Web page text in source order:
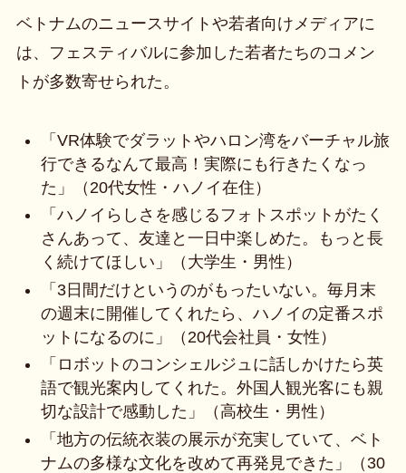
ベトナムのニュースサイトや若者向けメディアに
は、フェスティバルに参加した若者たちのコメン
トが多数寄せられた。
「VR体験でダラットやハロン湾をバーチャル旅
行できるなんて最高！実際にも行きたくなっ
た」（20代女性・ハノイ在住）
「ハノイらしさを感じるフォトスポットがたく
さんあって、友達と一日中楽しめた。もっと長
く続けてほしい」（大学生・男性）
「3日間だけというのがもったいない。毎月末
の週末に開催してくれたら、ハノイの定番スポ
ットになるのに」（20代会社員・女性）
「ロボットのコンシェルジュに話しかけたら英
語で観光案内してくれた。外国人観光客にも親
切な設計で感動した」（高校生・男性）
「地方の伝統衣装の展示が充実していて、ベト
ナムの多様な文化を改めて再発見できた」（30